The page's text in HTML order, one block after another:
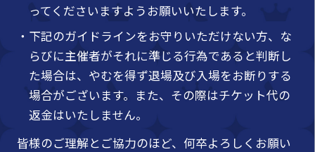
ってくださいますようお願いいたします。
・下記のガイドラインをお守りいただけない方、な
らびに主催者がそれに準じる行為であると判断し
た場合は、やむを得ず退場及び入場をお断りする
場合がございます。また、その際はチケット代の
返金はいたしません。
皆様のご理解とご協力のほど、何卒よろしくお願い